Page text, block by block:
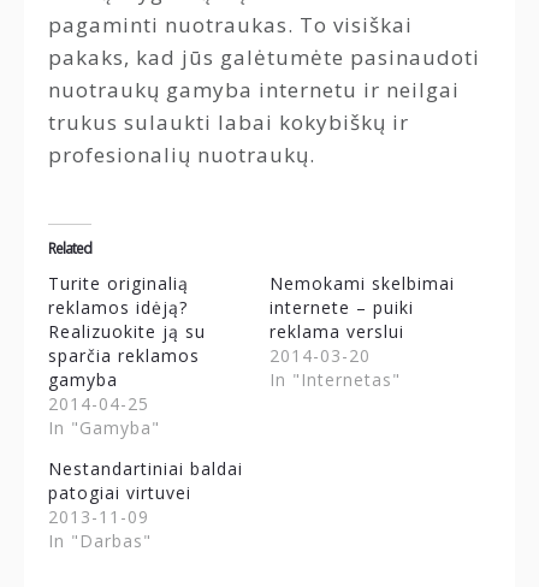
pagaminti nuotraukas. To visiškai
pakaks, kad jūs galėtumėte pasinaudoti
nuotraukų gamyba internetu ir neilgai
trukus sulaukti labai kokybiškų ir
profesionalių nuotraukų.
Related
Turite originalią
reklamos idėją?
Realizuokite ją su
sparčia reklamos
gamyba
2014-04-25
In "Gamyba"
Nemokami skelbimai
internete – puiki
reklama verslui
2014-03-20
In "Internetas"
Nestandartiniai baldai
patogiai virtuvei
2013-11-09
In "Darbas"